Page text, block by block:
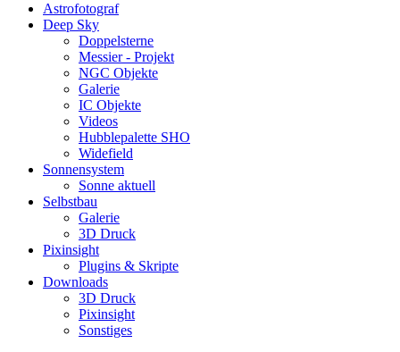
Astrofotograf
Deep Sky
Doppelsterne
Messier - Projekt
NGC Objekte
Galerie
IC Objekte
Videos
Hubblepalette SHO
Widefield
Sonnensystem
Sonne aktuell
Selbstbau
Galerie
3D Druck
Pixinsight
Plugins & Skripte
Downloads
3D Druck
Pixinsight
Sonstiges